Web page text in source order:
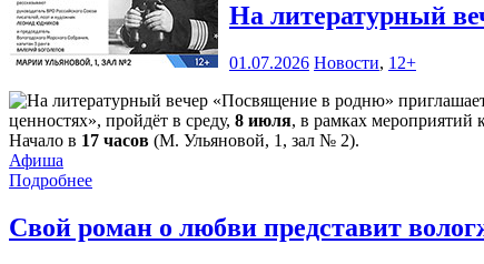
На литературный
01.07.2026 Новости, 12+
ценностях», пройдёт в среду, 8 июля, в рамках мероприятий
Начало в 17 часов (М. Ульяновой, 1, зал № 2).
Афиша
Подробнее
Свой роман о любви представит